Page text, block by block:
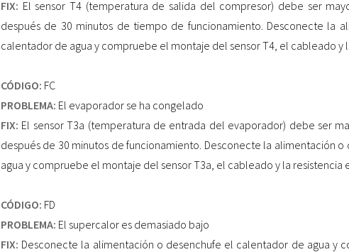
FIX: El sensor T4 (temperatura de salida del compresor) debe ser
después de 30 minutos de tiempo de funcionamiento. Desconecte la
calentador de agua y compruebe el montaje del sensor T4, el cableado y
CÓDIGO: FC
PROBLEMA: El evaporador se ha congelado
FIX: El sensor T3a (temperatura de entrada del evaporador) debe ser
después de 30 minutos de funcionamiento. Desconecte la alimentación
agua y compruebe el montaje del sensor T3a, el cableado y la resistencia
CÓDIGO: FD
PROBLEMA: El supercalor es demasiado bajo
FIX: Desconecte la alimentación o desenchufe el calentador de agua y